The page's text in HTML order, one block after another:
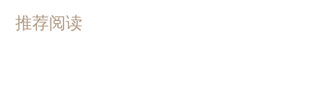
推荐阅读